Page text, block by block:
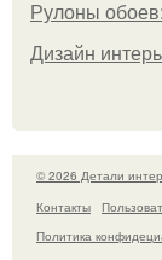
Рулоны
Дизайн
© 2026 Детали
Контакты
Политика